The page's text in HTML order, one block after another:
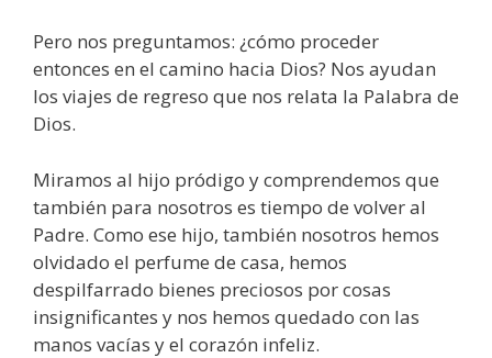
Pero nos preguntamos: ¿cómo proceder
entonces en el camino hacia Dios? Nos ayudan
los viajes de regreso que nos relata la Palabra de
Dios.
Miramos al hijo pródigo y comprendemos que
también para nosotros es tiempo de volver al
Padre. Como ese hijo, también nosotros hemos
olvidado el perfume de casa, hemos
despilfarrado bienes preciosos por cosas
insignificantes y nos hemos quedado con las
manos vacías y el corazón infeliz.